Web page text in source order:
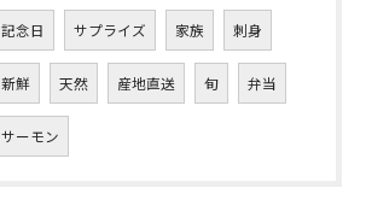
記念日 サプライズ 家族 刺身
新鮮 天然 産地直送 旬 弁当
サーモン